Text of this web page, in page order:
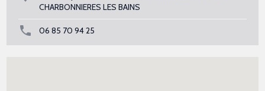
CHARBONNIERES LES BAINS
06 85 70 94 25